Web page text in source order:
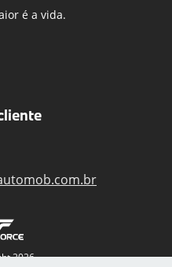
é a vida.
2026